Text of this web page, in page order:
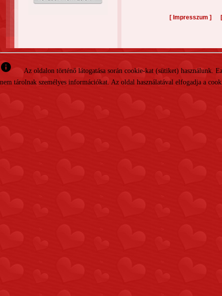
[ Impresszum ]
info
Az oldalon történő látogatása során cookie-kat (sütiket)
nem tárolnak személyes információkat. Az oldal használatával elfogadja a